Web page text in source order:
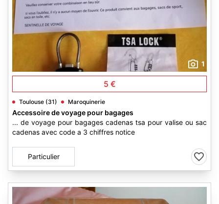
1
5 €
Toulouse (31) Maroquinerie
Accessoire de voyage pour bagages
... de voyage pour bagages cadenas tsa pour valise ou sac
cadenas avec code a 3 chiffres notice
Particulier